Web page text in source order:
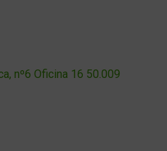
nº6 Oficina 16 50.009